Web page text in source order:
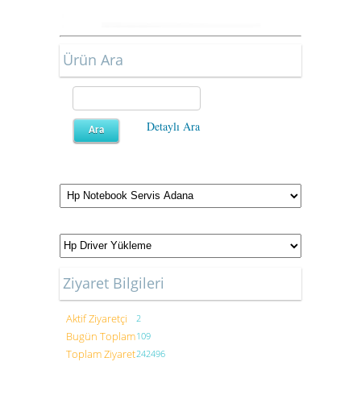
Ürün Ara
Detaylı Ara
Ziyaret Bilgileri
Aktif Ziyaretçi 2
Bugün Toplam109
Toplam Ziyaret242496